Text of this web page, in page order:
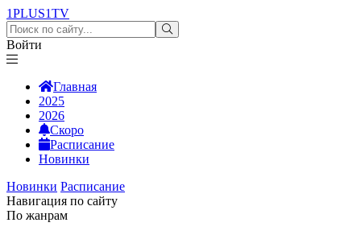
1PLUS1TV
Войти
Главная
2025
2026
Скоро
Расписание
Новинки
Новинки Расписание
Навигация по сайту
По жанрам